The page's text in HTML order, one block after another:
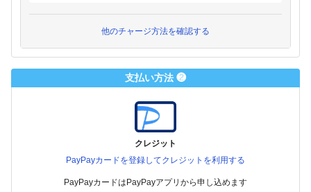
他のチャージ方法を確認する
支払い方法 ❷
クレジット
PayPayカードを登録してクレジットを利用する
PayPayカードはPayPayアプリから申し込めます